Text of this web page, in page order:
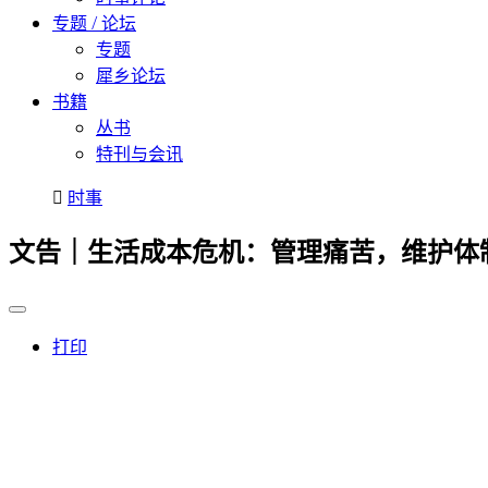
专题 / 论坛
专题
犀乡论坛
书籍
丛书
特刊与会讯
时事
文告｜生活成本危机：管理痛苦，维护体
打印